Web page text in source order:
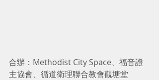
合辦：Methodist City Space、福音證
主協會、循道衛理聯合教會觀塘堂